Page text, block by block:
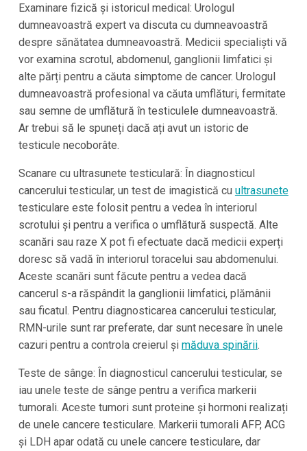
Examinare fizică și istoricul medical: Urologul
dumneavoastră expert va discuta cu dumneavoastră
despre sănătatea dumneavoastră. Medicii specialiști vă
vor examina scrotul, abdomenul, ganglionii limfatici și
alte părți pentru a căuta simptome de cancer. Urologul
dumneavoastră profesional va căuta umflături, fermitate
sau semne de umflătură în testiculele dumneavoastră.
Ar trebui să le spuneți dacă ați avut un istoric de
testicule necoborâte.
Scanare cu ultrasunete testiculară: În diagnosticul
cancerului testicular, un test de imagistică cu ultrasunete
testiculare este folosit pentru a vedea în interiorul
scrotului și pentru a verifica o umflătură suspectă. Alte
scanări sau raze X pot fi efectuate dacă medicii experți
doresc să vadă în interiorul toracelui sau abdomenului.
Aceste scanări sunt făcute pentru a vedea dacă
cancerul s-a răspândit la ganglionii limfatici, plămânii
sau ficatul. Pentru diagnosticarea cancerului testicular,
RMN-urile sunt rar preferate, dar sunt necesare în unele
cazuri pentru a controla creierul și măduva spinării.
Teste de sânge: În diagnosticul cancerului testicular, se
iau unele teste de sânge pentru a verifica markerii
tumorali. Aceste tumori sunt proteine și hormoni realizați
de unele cancere testiculare. Markerii tumorali AFP, ACG
și LDH apar odată cu unele cancere testiculare, dar